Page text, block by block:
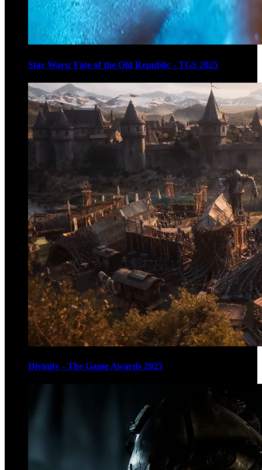
Star Wars: Fate of the Old Republic - TGS 2025
Divinity - The Game Awards 2025